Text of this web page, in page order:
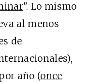
". Lo mismo
al menos
de
año (once